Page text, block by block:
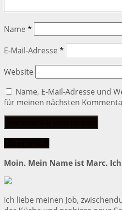
Name *
E-Mail-Adresse *
Website
Name, E-Mail-Adresse und
für meinen nächsten
Moin. Mein Name ist Marc.
Ich liebe meinen Job,